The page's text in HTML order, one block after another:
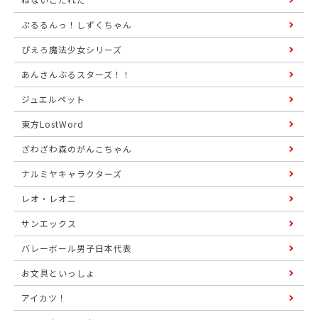
ぷるるんっ！しずくちゃん
ぴえろ魔法少女シリーズ
あんさんぶるスターズ！！
ジュエルペット
東方LostWord
ざわざわ森のがんこちゃん
ナルミヤキャラクターズ
レオ・レオニ
サンエックス
バレーボール男子日本代表
お文具といっしょ
アイカツ！